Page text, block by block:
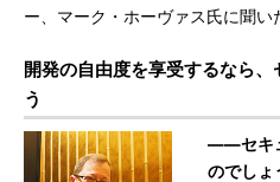
ー、マーク・ホーヴァス氏に聞い
開発の自由度を享受するなら
う
――セキ
のでしょ